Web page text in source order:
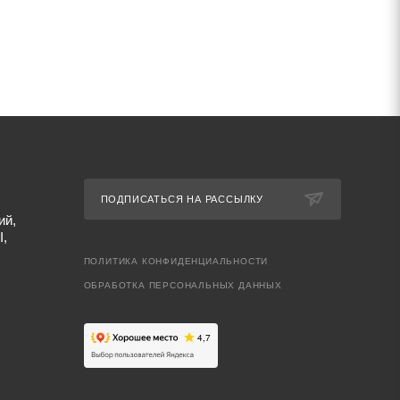
ПОДПИСАТЬСЯ НА РАССЫЛКУ
ПОЛИТИКА КОНФИДЕНЦИАЛЬНОСТИ
ОБРАБОТКА ПЕРСОНАЛЬНЫХ ДАННЫХ